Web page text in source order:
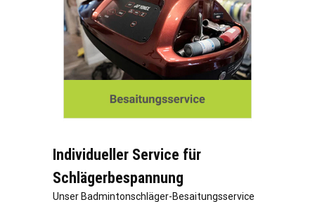
Individueller Service für
Schlägerbespannung
Unser Badmintonschläger-Besaitungsservice